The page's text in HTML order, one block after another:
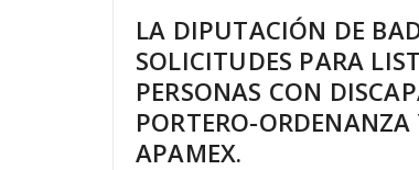
LA DIPUTACIÓN DE
SOLICITUDES PARA
PERSONAS CON
PORTERO-
APAMEX.